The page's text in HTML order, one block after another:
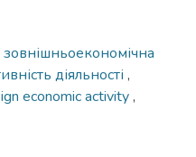
зовнішньоекономічна
діяльності ,
economic activity,